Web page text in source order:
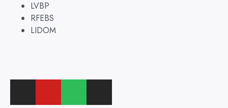
LVBP
RFEBS
LIDOM